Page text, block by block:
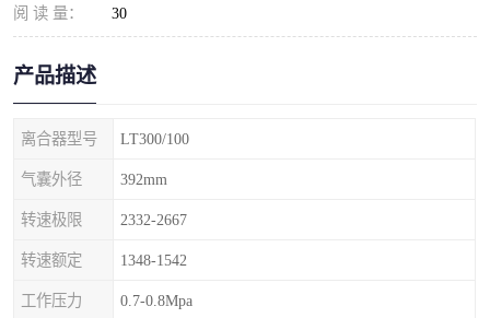
阅 读 量： 30
产品描述
离合器型号 LT300/100
气囊外径 392mm
转速极限 2332-2667
转速额定 1348-1542
工作压力 0.7-0.8Mpa